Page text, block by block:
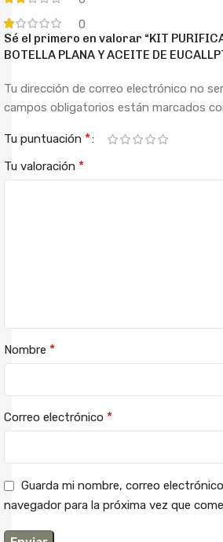
0
Sé el primero en valorar “KIT
BOTELLA PLANA Y ACEITE DE
Tu dirección de correo electrónico no
campos obligatorios están marcados
Tu puntuación *
Tu valoración *
Nombre *
Correo electrónico *
Guarda mi nombre, correo
navegador para la próxima vez que